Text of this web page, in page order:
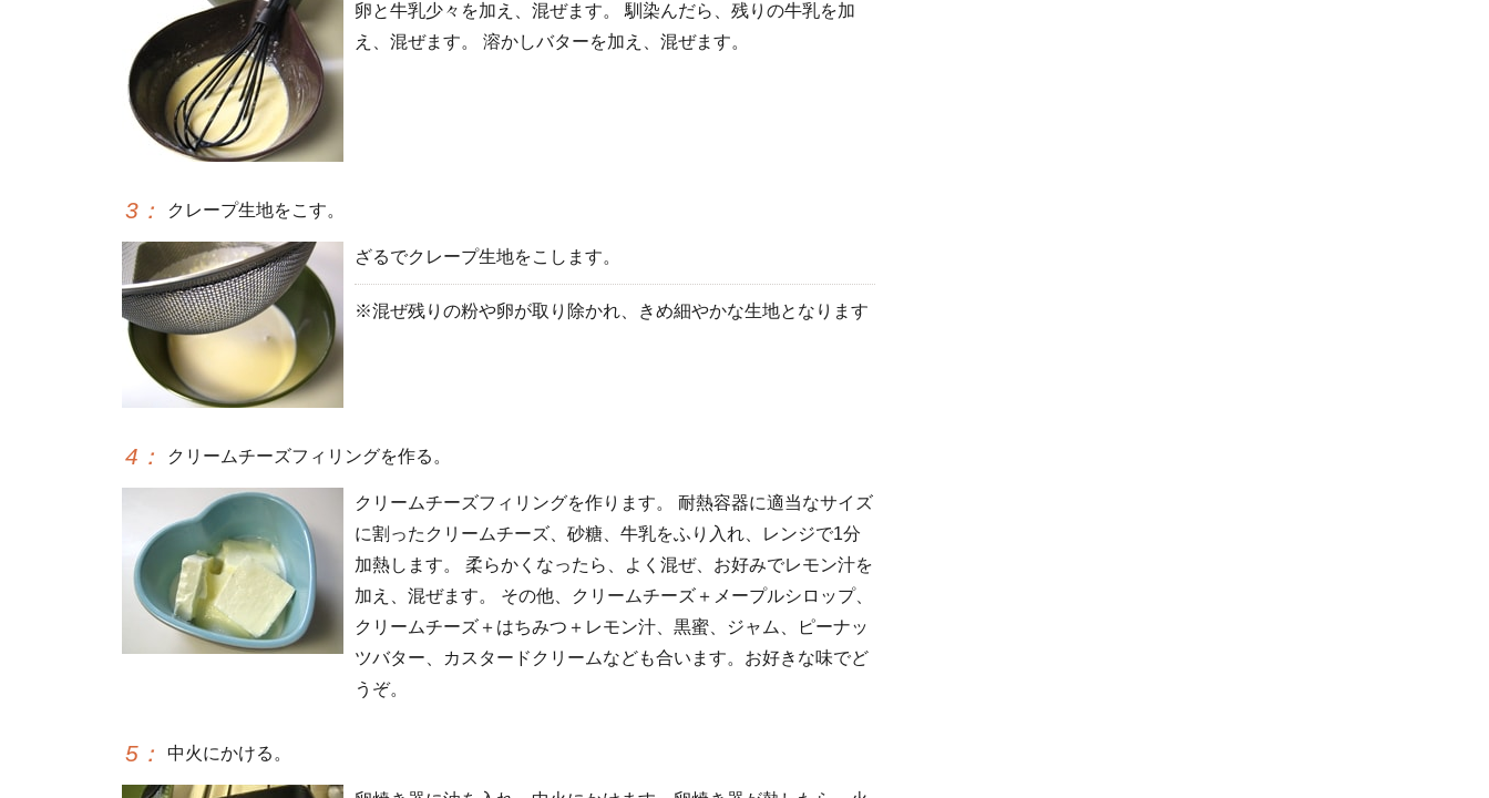
卵と牛乳少々を加え、混ぜます。 馴染んだら、残りの牛乳を加
え、混ぜます。 溶かしバターを加え、混ぜます。
3 ： クレープ生地をこす。
ざるでクレープ生地をこします。
※混ぜ残りの粉や卵が取り除かれ、きめ細やかな生地となります
4 ： クリームチーズフィリングを作る。
クリームチーズフィリングを作ります。 耐熱容器に適当なサイズ
に割ったクリームチーズ、砂糖、牛乳をふり入れ、レンジで1分
加熱します。 柔らかくなったら、よく混ぜ、お好みでレモン汁を
加え、混ぜます。 その他、クリームチーズ＋メープルシロップ、
クリームチーズ＋はちみつ＋レモン汁、黒蜜、ジャム、ピーナッ
ツバター、カスタードクリームなども合います。お好きな味でど
うぞ。
5 ： 中火にかける。